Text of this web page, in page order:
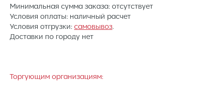
Минимальная сумма заказа: отсутствует
Условия оплаты: наличный расчет
Условия отгрузки: самовывоз.
Доставки по городу нет
Торгующим организациям: